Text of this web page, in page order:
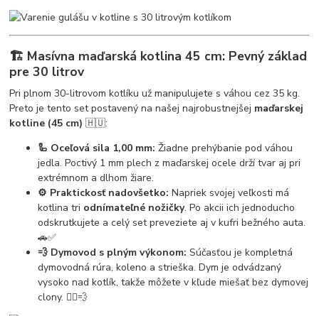
🏗️ Masívna maďarská kotlina 45 cm: Pevný základ
pre 30 litrov
Pri plnom 30-litrovom kotlíku už manipulujete s váhou cez 35 kg.
Preto je tento set postavený na našej najrobustnejšej maďarskej
kotline (45 cm) 🇭🇺:
🦾 Oceľová sila 1,00 mm: Žiadne prehýbanie pod váhou
jedla. Poctivý 1 mm plech z maďarskej ocele drží tvar aj pri
extrémnom a dlhom žiare.
⚙️ Praktickosť nadovšetko: Napriek svojej veľkosti má
kotlina tri odnímateľné nožičky. Po akcii ich jednoducho
odskrutkujete a celý set preveziete aj v kufri bežného auta.
🚗✅
💨 Dymovod s plným výkonom: Súčasťou je kompletná
dymovodná rúra, koleno a strieška. Dym je odvádzaný
vysoko nad kotlík, takže môžete v kľude miešať bez dymovej
clony. 🙅‍♂️💨